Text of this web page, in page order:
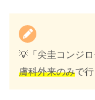
💡「尖圭コンジ
膚科外来のみで